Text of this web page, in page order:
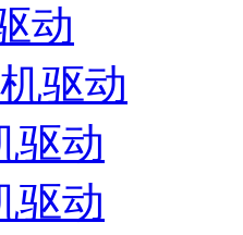
动
驱动
驱动
驱动